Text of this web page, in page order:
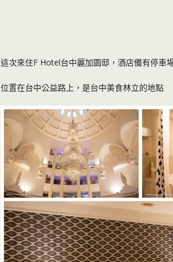
這次來住F Hotel台中麗加園邸，酒店備有停車
位置在台中公益路上，是台中美食林立的地點